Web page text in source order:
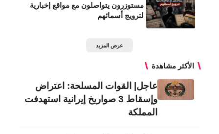
مستوزرون يتواصلون مع مواقع إخبارية
لترويج أسمائهم
عرض المزيد
الأكثر مشاهدة
عاجل| القوات المسلحة: اعتراض
وإسقاط 3 صواريخ إيرانية استهدفت
المملكة